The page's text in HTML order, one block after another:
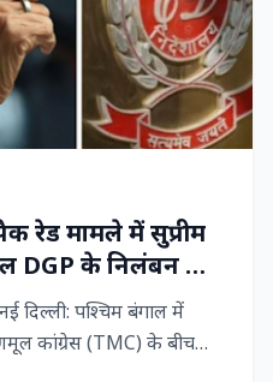
रेड मामले में सुप्रीम
DGP के निलंबन की
CBI छापेमारी
दिल्ली: पश्चिम बंगाल में
कांग्रेस (TMC) के बीच